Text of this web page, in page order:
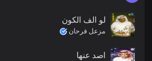
لو الف الكون
مزعل فرحان
اصد عنها